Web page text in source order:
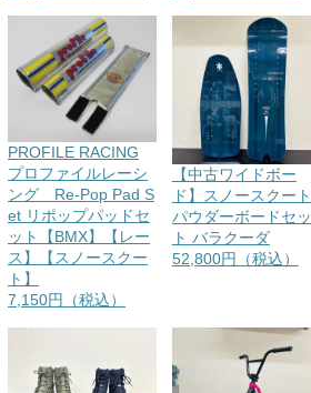
PROFILE RACING
プロファイルレーシ
ング Re-Pop Pad S
et リポップパッドセ
ット【BMX】【レー
ス】【スノースクー
ト】
7,150円（税込）
【中古ワイドボー
ド】スノースクート
パウダーボードセッ
ト バラクーダ
52,800円（税込）